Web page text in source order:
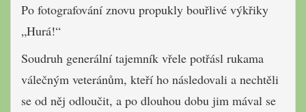
Po fotografování znovu propukly bouřlivé výkřiky
„Hurá!“
Soudruh generální tajemník vřele potřásl rukama
válečným veteránům, kteří ho následovali a nechtěli
se od něj odloučit, a po dlouhou dobu jim mával se